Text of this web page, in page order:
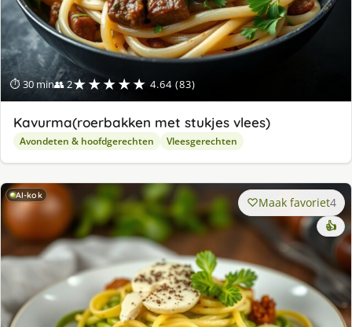
⏱ 30 min👥 2★★★★★ 4.64 (83)
Kavurma(roerbakken met stukjes vlees)
Avondeten & hoofdgerechten Vleesgerechten
AI-kok Maak favoriet4
👍